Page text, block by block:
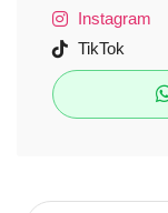
Instagram
TikTok